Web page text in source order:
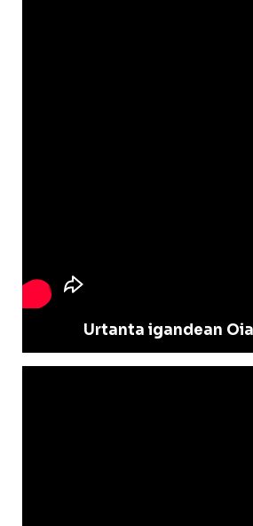
Urtanta igandean